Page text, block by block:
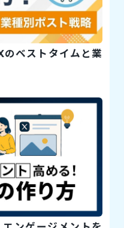
ベストタイムと業